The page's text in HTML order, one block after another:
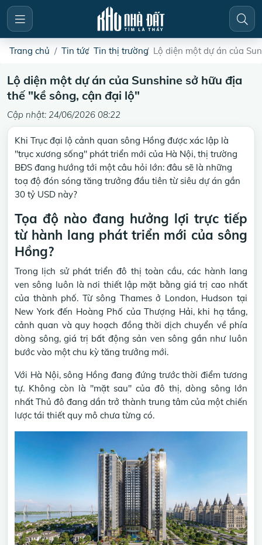
Trang chủ Tin tức Tin thị trường Lộ diện một dự án của
Lộ diện một dự án của Sunshine sở hữu địa
thế "kề sông, cận đại lộ"
Cập nhật: 24/06/2026 08:22
Khi Trục đại lộ cảnh quan sông Hồng được xác lập là
"trục xương sống" phát triển mới của Hà Nội, thị trường
BĐS đang hướng tới một câu hỏi lớn: đâu sẽ là những
toạ độ đón sóng tăng trưởng đầu tiên từ siêu dự án gần
30 tỷ USD này?
Tọa độ nào đang hưởng lợi trực tiếp
từ hành lang phát triển mới của sông
Hồng?
Trong lịch sử phát triển đô thị toàn cầu, các hành lang
ven sông luôn là nơi thiết lập mặt bằng giá trị cao nhất
của thành phố. Từ sông Thames ở London, Hudson tại
New York đến Hoàng Phố của Thượng Hải, khi hạ tầng,
cảnh quan và quy hoạch đồng thời dịch chuyển về phía
dòng sông, giá trị bất động sản ven sông gần như luôn
bước vào một chu kỳ tăng trưởng mới.
Với Hà Nội, sông Hồng đang đứng trước thời điểm tương
tự. Không còn là "mặt sau" của đô thị, dòng sông lớn
nhất Thủ đô đang dần trở thành trung tâm của một chiến
lược tái thiết quy mô chưa từng có.